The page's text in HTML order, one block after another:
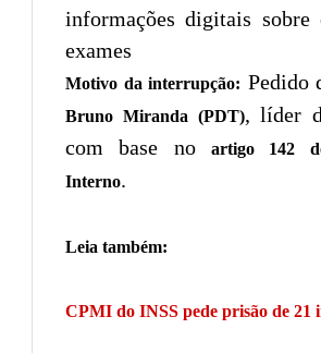
informações digitais sobre
exames
Motivo da interrupção: Pedido
Bruno Miranda (PDT), líder
com base no
artigo 142
Interno.
Leia também:
CPMI do INSS pede prisão de 21